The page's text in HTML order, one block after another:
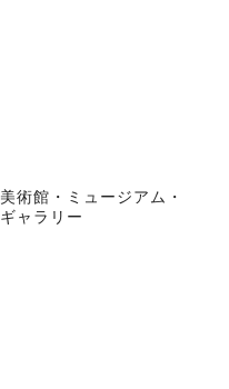
美術館・ミュージアム・
ギャラリー